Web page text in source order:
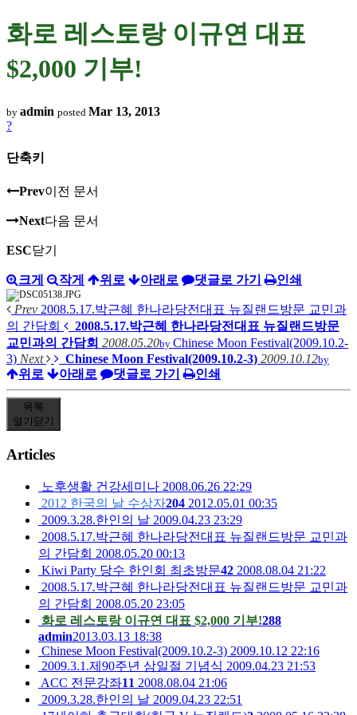
화로 레스토랑 이규연 대표
$2,000 기부!
by admin posted Mar 13, 2013
?
단축키
Prev이전 문서
Next다음 문서
ESC닫기
크게 작게 위로 아래로 댓글로 가기 인쇄
Prev 2008.5.17.박근혜 한나라당전대표 뉴질랜드방문 교민과
의 간담회
2008.5.17.박근혜 한나라당전대표 뉴질랜드방문
교민과의 간담회 2008.05.20by Chinese Moon Festival(2009.10.2-
3) Next Chinese Moon Festival(2009.10.2-3) 2009.10.12by
위로 아래로 댓글로 가기 인쇄
목록
열기 닫기
Articles
노후생활 건강세미나 2008.06.26 22:29
2012 한국의 날 수상자204 2012.05.01 00:35
2009.3.28.한인의 날 2009.04.23 23:29
2008.5.17.박근혜 한나라당전대표 뉴질랜드방문 교민과
의 간담회 2008.05.20 00:13
Kiwi Party 당수 한인회 최초방문42 2008.08.04 21:22
2008.5.17.박근혜 한나라당전대표 뉴질랜드방문 교민과
의 간담회 2008.05.20 23:05
화로 레스토랑 이규연 대표 $2,000 기부!288
admin2013.03.13 18:38
Chinese Moon Festival(2009.10.2-3) 2009.10.12 22:16
2009.3.1.제90주년 삼일절 기념식 2009.04.23 21:53
ACC 전문강좌11 2008.08.04 21:06
2009.3.28.한인의 날 2009.04.23 22:51